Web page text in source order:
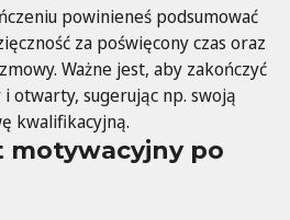
powinieneś podsumować
za poświęcony czas oraz
Ważne jest, aby zakończyć
otwarty, sugerując np. swoją
kwalifikacyjną.
motywacyjny po